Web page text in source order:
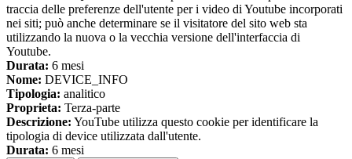
traccia delle preferenze dell'utente per i video di Youtube incorporati
nei siti; può anche determinare se il visitatore del sito web sta
utilizzando la nuova o la vecchia versione dell'interfaccia di
Youtube.
Durata: 6 mesi
Nome: DEVICE_INFO
Tipologia: analitico
Proprieta: Terza-parte
Descrizione: YouTube utilizza questo cookie per identificare la
tipologia di device utilizzata dall'utente.
Durata: 6 mesi